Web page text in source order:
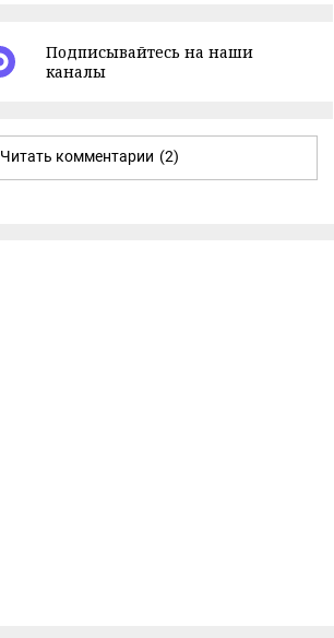
Подписывайтесь на наши
каналы
Читать комментарии (2)